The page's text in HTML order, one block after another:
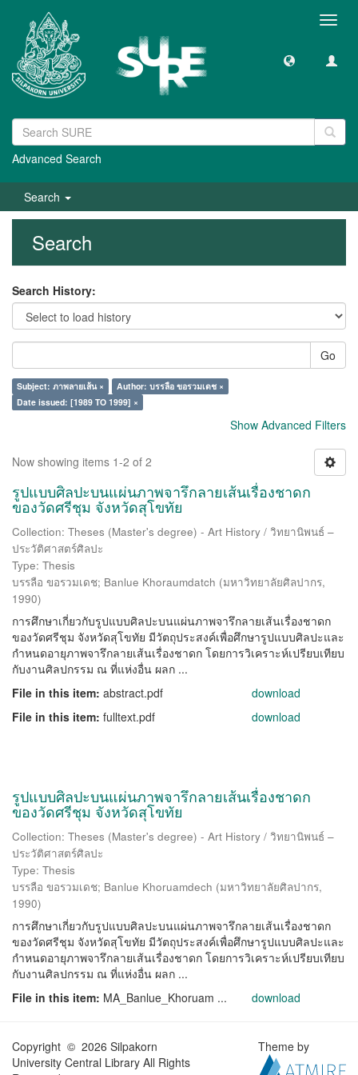
Advanced Search
Search
Search
Search History:
Go
Subject: ภาพลายเส้น ×
Author: บรรลือ ขอรวมเดช ×
Date issued: [1989 TO 1999] ×
Show Advanced Filters
Now showing items 1-2 of 2
รูปแบบศิลปะบนแผ่นภาพจารึกลายเส้นเรื่องชาดก
ของวัดศรีชุม จังหวัดสุโขทัย
Collection: Theses (Master's degree) - Art History / วิทยานิพนธ์ –
ประวัติศาสตร์ศิลปะ
Type: Thesis
บรรลือ ขอรวมเดช; Banlue Khoraumdatch (มหาวิทยาลัยศิลปากร,
1990)
การศึกษาเกี่ยวกับรูปแบบศิลปะบนแผ่นภาพจารึกลายเส้นเรื่องชาดก
ของวัดศรีชุม จังหวัดสุโขทัย มีวัตถุประสงค์เพื่อศึกษารูปแบบศิลปะและ
กำหนดอายุภาพจารึกลายเส้นเรื่องชาดก โดยการวิเคราะห์เปรียบเทียบ
กับงานศิลปกรรม ณ ที่แห่งอื่น ผลก ...
File in this item: abstract.pdf
download
File in this item: fulltext.pdf download
รูปแบบศิลปะบนแผ่นภาพจารึกลายเส้นเรื่องชาดก
ของวัดศรีชุม จังหวัดสุโขทัย
Collection: Theses (Master's degree) - Art History / วิทยานิพนธ์ –
ประวัติศาสตร์ศิลปะ
Type: Thesis
บรรลือ ขอรวมเดช; Banlue Khoruamdech (มหาวิทยาลัยศิลปากร,
1990)
การศึกษาเกี่ยวกับรูปแบบศิลปะบนแผ่นภาพจารึกลายเส้นเรื่องชาดก
ของวัดศรีชุม จังหวัดสุโขทัย มีวัตถุประสงค์เพื่อศึกษารูปแบบศิลปะและ
กำหนดอายุภาพจารึกลายเส้นเรื่องชาดก โดยการวิเคราะห์เปรียบเทียบ
กับงานศิลปกรรม ณ ที่แห่งอื่น ผลก ...
File in this item: MA_Banlue_Khoruam ... download
Copyright © 2026 Silpakorn
University Central Library All Rights
Theme by